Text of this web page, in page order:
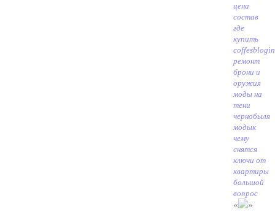
цена
состав
где
купить
ремонт
брони и
оружия
моды на
тени
чернобыля
модык
чему
снятся
ключи от
квартиры
большой
вопрос